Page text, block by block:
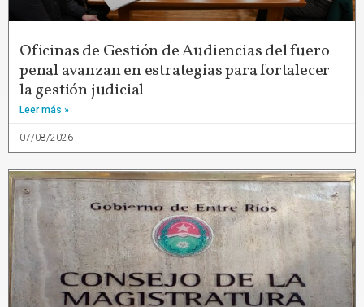
Oficinas de Gestión de Audiencias del fuero
penal avanzan en estrategias para fortalecer
la gestión judicial
Leer más »
07/08/2026